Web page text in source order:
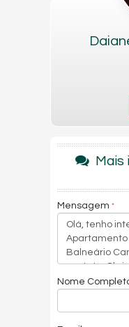
Mensagem
Nome